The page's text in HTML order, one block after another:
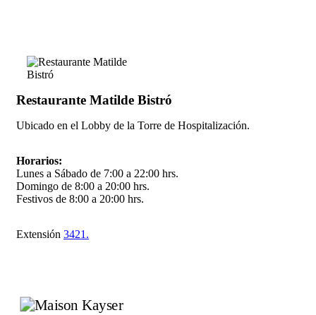
Restaurante Matilde Bistró
Ubicado en el Lobby de la Torre de Hospitalización.
Horarios:
Lunes a Sábado de 7:00 a 22:00 hrs.
Domingo de 8:00 a 20:00 hrs.
Festivos de 8:00 a 20:00 hrs.
Extensión 3421.